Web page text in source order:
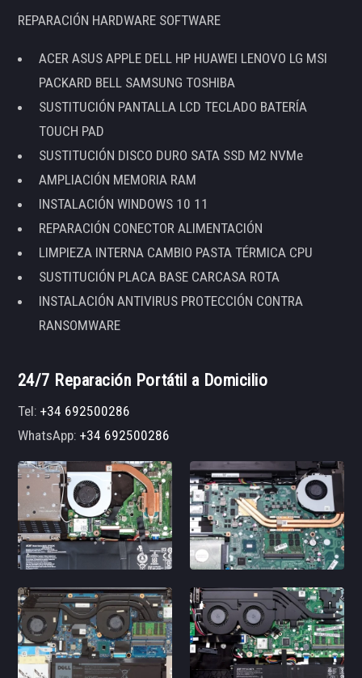
REPARACIÓN HARDWARE SOFTWARE
ACER ASUS APPLE DELL HP HUAWEI LENOVO LG MSI
PACKARD BELL SAMSUNG TOSHIBA
SUSTITUCIÓN PANTALLA LCD TECLADO BATERÍA
TOUCH PAD
SUSTITUCIÓN DISCO DURO SATA SSD M2 NVMe
AMPLIACIÓN MEMORIA RAM
INSTALACIÓN WINDOWS 10 11
REPARACIÓN CONECTOR ALIMENTACIÓN
LIMPIEZA INTERNA CAMBIO PASTA TÉRMICA CPU
SUSTITUCIÓN PLACA BASE CARCASA ROTA
INSTALACIÓN ANTIVIRUS PROTECCIÓN CONTRA
RANSOMWARE
24/7 Reparación Portátil a Domicilio
Tel:+34 692500286
WhatsApp:+34 692500286